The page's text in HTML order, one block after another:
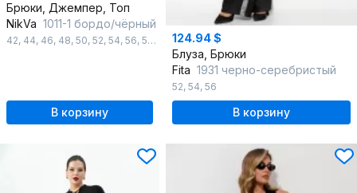
Брюки, Джемпер, Топ
NikVa 1011-1 бордо/чёрный
42, 44, 46, 48, 50, 52, 54, 56, 58 ,
В корзину
124.94 $
Блуза, Брюки
Fita 1931 черно-серебристый
52, 54, 56
В корзину